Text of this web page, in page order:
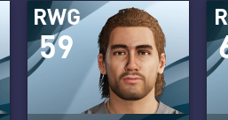
59
RWG